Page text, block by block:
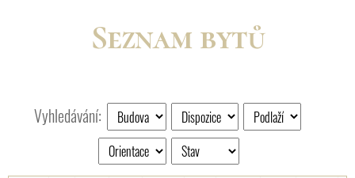
Seznam bytů
Vyhledávání: